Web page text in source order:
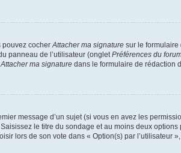
pouvez cocher Attacher ma signature sur le formulaire
panneau de l’utilisateur (onglet Préférences du
Attacher ma signature dans le formulaire de rédaction
message d’un sujet (si vous en avez les
le titre du sondage et au moins deux
lors de son vote dans « Option(s) par l’utilisateur